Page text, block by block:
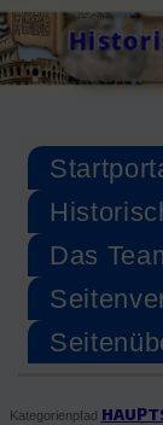
Skip
to
content
Das
Kategorienpfad